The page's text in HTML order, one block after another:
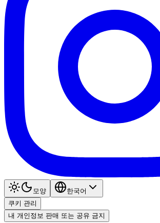
모양
한국어
쿠키 관리
내 개인정보 판매 또는 공유 금지